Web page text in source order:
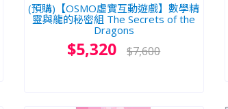
(預購)【OSMO虛實互動遊戲】數學精
靈與龍的秘密組 The Secrets of the
Dragons
$5,320 $7,600